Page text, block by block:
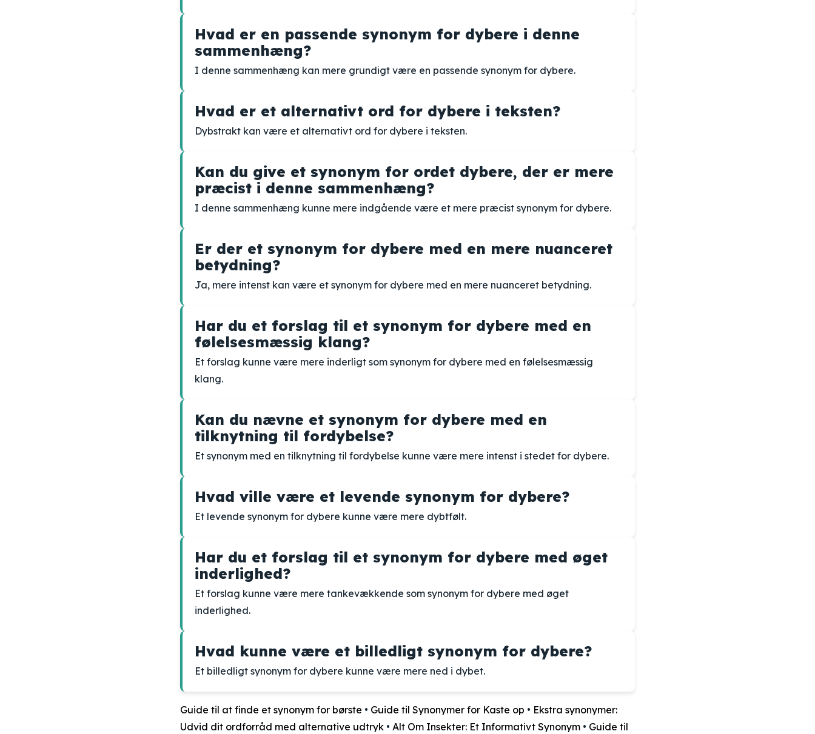
Hvad er en passende synonym for dybere i denne
sammenhæng?
I denne sammenhæng kan mere grundigt være en passende synonym for dybere.
Hvad er et alternativt ord for dybere i teksten?
Dybstrakt kan være et alternativt ord for dybere i teksten.
Kan du give et synonym for ordet dybere, der er mere
præcist i denne sammenhæng?
I denne sammenhæng kunne mere indgående være et mere præcist synonym for dybere.
Er der et synonym for dybere med en mere nuanceret
betydning?
Ja, mere intenst kan være et synonym for dybere med en mere nuanceret betydning.
Har du et forslag til et synonym for dybere med en
følelsesmæssig klang?
Et forslag kunne være mere inderligt som synonym for dybere med en følelsesmæssig
klang.
Kan du nævne et synonym for dybere med en
tilknytning til fordybelse?
Et synonym med en tilknytning til fordybelse kunne være mere intenst i stedet for dybere.
Hvad ville være et levende synonym for dybere?
Et levende synonym for dybere kunne være mere dybtfølt.
Har du et forslag til et synonym for dybere med øget
inderlighed?
Et forslag kunne være mere tankevækkende som synonym for dybere med øget
inderlighed.
Hvad kunne være et billedligt synonym for dybere?
Et billedligt synonym for dybere kunne være mere ned i dybet.
Guide til at finde et synonym for børste • Guide til Synonymer for Kaste op • Ekstra synonymer:
Udvid dit ordforråd med alternative udtryk • Alt Om Insekter: Et Informativt Synonym • Guide til